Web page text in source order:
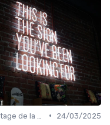
•
24/03/2025